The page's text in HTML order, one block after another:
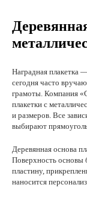
Наградная плакетка
сегодня часто
грамоты. Компания
плакетки с
и размеров. Все
выбирают
Деревянная основа
Поверхность основы
пластину,
наносится